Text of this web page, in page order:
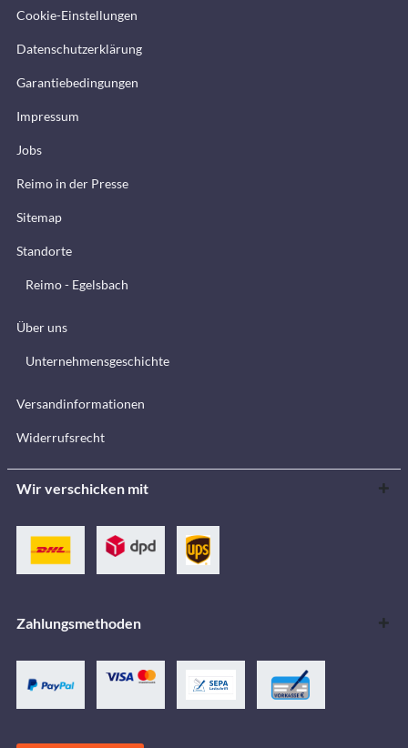
Cookie-Einstellungen
Datenschutzerklärung
Garantiebedingungen
Impressum
Jobs
Reimo in der Presse
Sitemap
Standorte
Reimo - Egelsbach
Über uns
Unternehmensgeschichte
Versandinformationen
Widerrufsrecht
Wir verschicken mit
Zahlungsmethoden